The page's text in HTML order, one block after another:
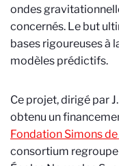
ondes
concernés. Le but
bases rigoureuses à
modèles prédictifs.
Ce projet, dirigé par
obtenu un
Fondation Simons
consortium regroupe